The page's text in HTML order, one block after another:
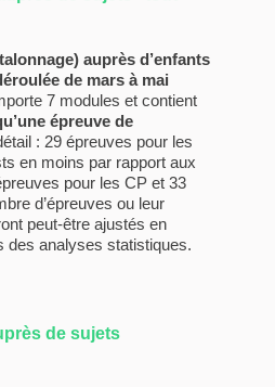
auprès d’enfants
de mars à mai
7 modules et contient
épreuve de
: 29 épreuves pour les
en moins par rapport aux
pour les CP et 33
d’épreuves ou leur
peut-être ajustés en
des analyses statistiques.
de sujets